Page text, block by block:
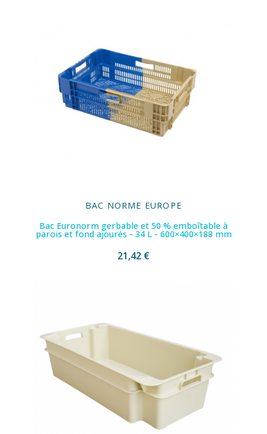
BAC NORME EUROPE
Bac Euronorm gerbable et 50 % emboîtable à
parois et fond ajourés - 34 L - 600×400×188 mm
21,42 €